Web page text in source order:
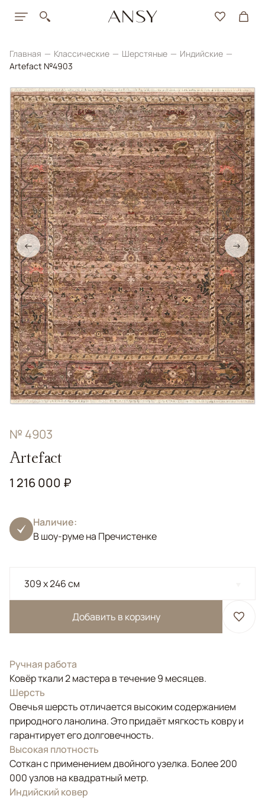
Главная Классические Шерстяные
Индийские
Artefact №4903
← →
№ 4903
Artefact
1 216 000 ₽
Наличие:
В шоу-руме на Пречистенке
309 x 246 см
Добавить в корзину
Ручная работа
Ковёр ткали 2 мастера в течение 9 месяцев.
Шерсть
Овечья шерсть отличается высоким содержанием
природного ланолина. Это придаёт мягкость ковру и
гарантирует его долговечность.
Высокая плотность
Соткан с применением двойного узелка. Более 200
000 узлов на квадратный метр.
Индийский ковер